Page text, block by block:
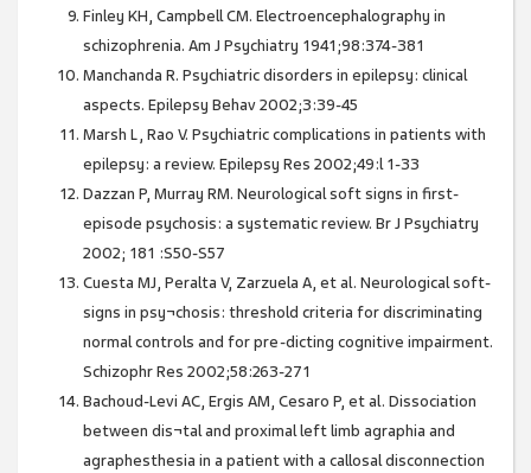
Finley KH, Campbell CM. Electroencephalography in
schizophrenia. Am J Psychiatry 1941;98:374-381
Manchanda R. Psychiatric disorders in epilepsy: clinical
aspects. Epilepsy Behav 2002;3:39-45
Marsh L, Rao V. Psychiatric complications in patients with
epilepsy: a review. Epilepsy Res 2002;49:l 1-33
Dazzan P, Murray RM. Neurological soft signs in first-
episode psychosis: a systematic review. Br J Psychiatry
2002; 181 :S50-S57
Cuesta MJ, Peralta V, Zarzuela A, et al. Neurological soft-
signs in psy¬chosis: threshold criteria for discriminating
normal controls and for pre-dicting cognitive impairment.
Schizophr Res 2002;58:263-271
Bachoud-Levi AC, Ergis AM, Cesaro P, et al. Dissociation
between dis¬tal and proximal left limb agraphia and
agraphesthesia in a patient with a callosal disconnection